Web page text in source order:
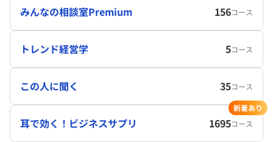
みんなの相談室Premium 156コース
トレンド経営学 5コース
この人に聞く 35コース
耳で効く！ビジネスサプリ 1695コース
新着あり